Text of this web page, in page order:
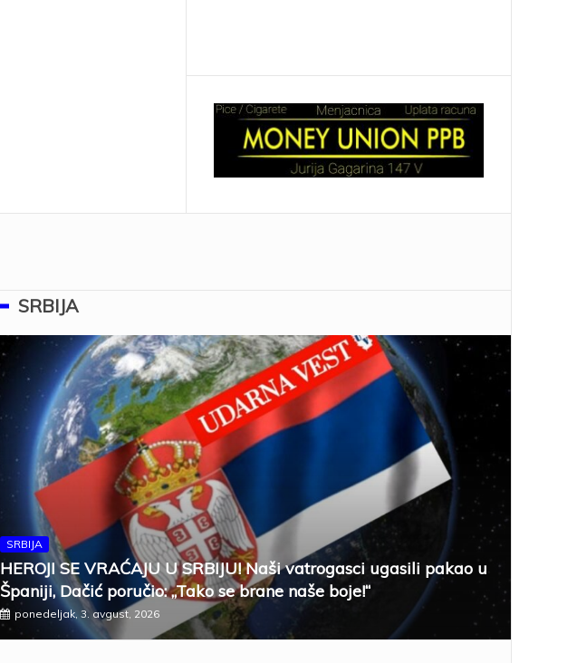
SRBIJA
SRBIJA
HEROJI SE VRAĆAJU U SRBIJU! Naši vatrogasci ugasili pakao u
Španiji, Dačić poručio: „Tako se brane naše boje!“
ponedeljak, 3. avgust, 2026